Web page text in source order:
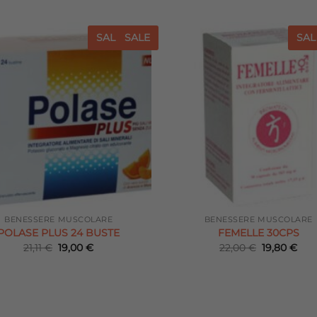
SALE SALE
dei
desideri
BENESSERE MUSCOLARE
PLUS 24 BUSTE
21,11€ Il
prezzo
19,00€Il
BENESSERE MUSCOLARE
FEMELLE 30CPS
22,00€ Il
prezzo
19,80€Il